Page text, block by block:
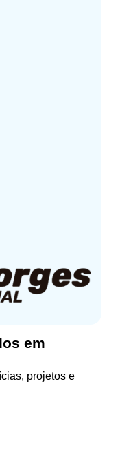
em
projetos e